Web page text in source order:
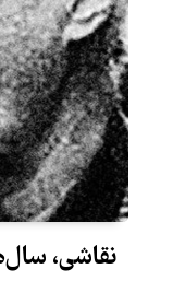
نقاشی، سال‌های ۱۳۲۰ و